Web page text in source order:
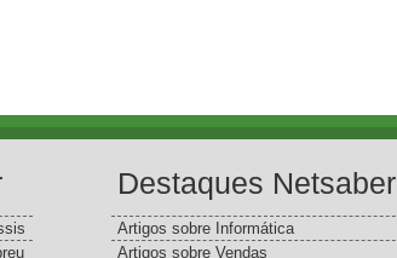
Destaques Netsaber
Artigos sobre Informática
Artigos sobre Vendas